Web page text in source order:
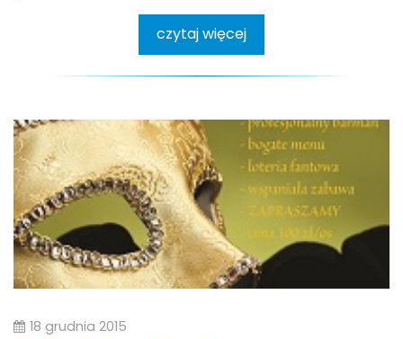
czytaj więcej
18 grudnia 2015